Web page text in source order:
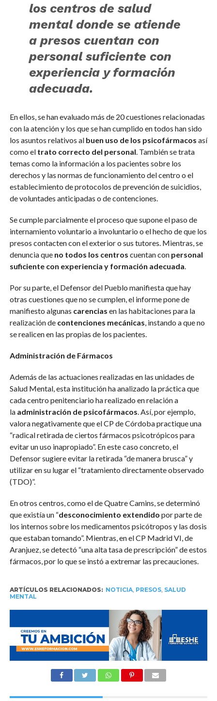
los centros de salud
mental donde se atiende
a presos cuentan con
personalsuficiente con
experiencia y formación
adecuada.
En ellos, se han evaluado más de 20 cuestiones relacionadas
con la atención y los que se han cumplido en todos han sido
los asuntos relativos al buen uso de los psicofármacos así
como el trato correcto del personal . También se trata
temas como la información a los pacientes sobre los
derechos y las normas de funcionamiento del centro o el
establecimiento de protocolos de prevención de suicidios,
de voluntades anticipadas o de contenciones.
Se cumple parcialmente el proceso que supone el paso de
internamiento voluntario a involuntario o el hecho de que los
presos contacten con el exterior o sus tutores. Mientras, se
denuncia que no todos los centros cuentan con personal
suficiente con experiencia y formación adecuada
Por su parte, el Defensor del Pueblo manifiesta que hay
otras cuestiones que no se cumplen, el informe pone de
manifiesto algunas carencias en las habitaciones para la
realización de contenciones mecánicas , instando a que no
se realicen en las propias de los pacientes.
Administración de Fármacos
Además de las actuaciones realizadas en las unidades de
Salud Mental, esta institución ha analizado la práctica que
cada centro penitenciario ha realizado en relación a
la administración de psicofármacos . Así, por ejemplo,
valora negativamente que el CP de Córdoba practique una
“radical retirada de ciertos fármacos psicotrópicos para
evitar un uso inapropiado”. En este caso concreto, el
Defensor sugiere evitar la retirada “de manera brusca” y
utilizar en su lugar el “tratamiento directamente observado
(TDO)”.
En otros centros, como el de Quatre Camins, se determinó
que existía un “desconocimiento extendido por parte de
los internos sobre los medicamentos psicótropos y las dosis
que estaban tomando”. Mientras, en el CP Madrid VI, de
Aranjuez, se detectó “una alta tasa de prescripción” de estos
fármacos, por lo que se instó a extremar las precauciones.
ARTÍCULOS RELACIONADOS: NOTICIA, PRESOS, SALUD
MENTAL